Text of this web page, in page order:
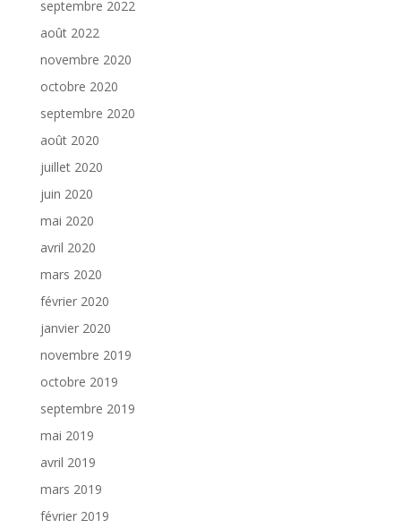
septembre 2022
août 2022
novembre 2020
octobre 2020
septembre 2020
août 2020
juillet 2020
juin 2020
mai 2020
avril 2020
mars 2020
février 2020
janvier 2020
novembre 2019
octobre 2019
septembre 2019
mai 2019
avril 2019
mars 2019
février 2019